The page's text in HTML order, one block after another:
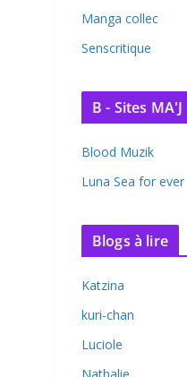
Manga collec
Senscritique
B - Sites MA'J
Blood Muzik
Luna Sea for ever
Blogs à lire
Katzina
kuri-chan
Luciole